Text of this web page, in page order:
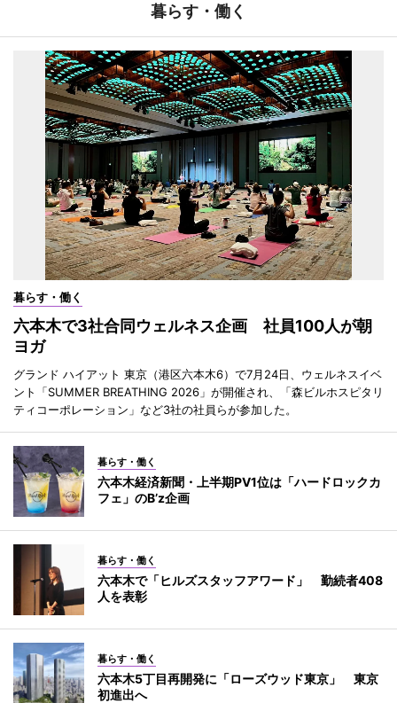
暮らす・働く
暮らす・働く
六本木で3社合同ウェルネス企画 社員100人が朝
ヨガ
グランド ハイアット 東京（港区六本木6）で7月24日、ウェルネスイベ
ント「SUMMER BREATHING 2026」が開催され、「森ビルホスピタリ
ティコーポレーション」など3社の社員らが参加した。
暮らす・働く
六本木経済新聞・上半期PV1位は「ハードロックカ
フェ」のB’z企画
暮らす・働く
六本木で「ヒルズスタッフアワード」 勤続者408
人を表彰
暮らす・働く
六本木5丁目再開発に「ローズウッド東京」 東京
初進出へ